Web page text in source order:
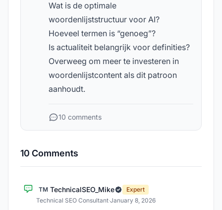
Wat is de optimale
woordenlijststructuur voor AI?
Hoeveel termen is “genoeg”?
Is actualiteit belangrijk voor definities?
Overweeg om meer te investeren in
woordenlijstcontent als dit patroon
aanhoudt.
10 comments
10 Comments
TM TechnicalSEO_Mike
Expert
Technical SEO Consultant·January 8, 2026